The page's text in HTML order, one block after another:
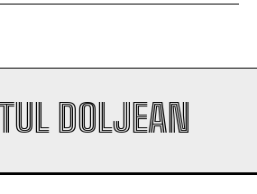
DOLJEAN